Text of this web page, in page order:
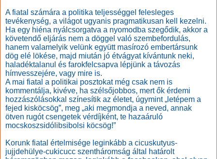
A fiatal számára a politika teljességgel felesleges
tevékenység, a világot ugyanis pragmatikusan kell kezelni.
Ha egy hiéna nyálcsorgatva a nyomodba szegődik, akkor a
követendő eljárás nem a döggel való szembefordulás,
hanem valamelyik velünk együtt masírozó embertársunk
dög elé lökése, majd miután jó étvágyat kívántunk neki,
haladéktalanul és farokfelcsapva lépjünk a távozás
hímvesszejére, vagy mire is.
A mai fiatal a politikai posztokat még csak nem is
kommentálja, kivéve, ha szélsőjobbos, mert ők érdemi
hozzászólásokkal színesítik az életet, úgymint „letépem a
fejed kisköcsög”, meg „aki megmondja a neved, annak
ötven rugót csengetek vérdíjként, te hazaáruló
mocskoszsidólibsibolsi köcsög!”
Korunk fiatal értelmisége leginkább a cicuskutyus-
jujjdehülye-cukicucc szentháromság által határolt